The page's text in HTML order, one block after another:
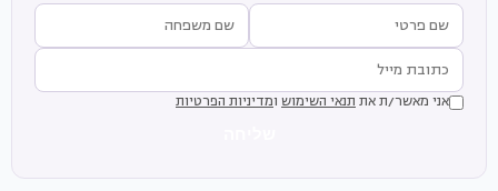
אני מאשר/ת את תנאי השימוש ומדיניות הפרטיות